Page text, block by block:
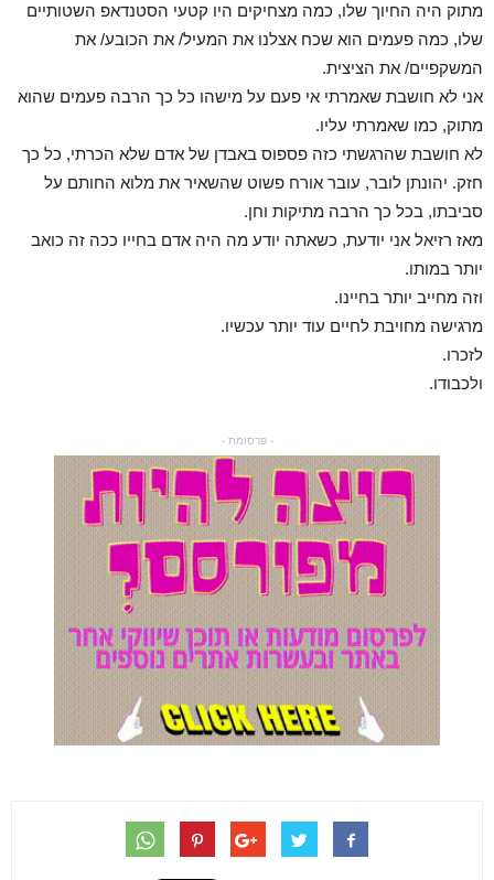
מתוק היה החיוך שלו, כמה מצחיקים היו קטעי הסטנדאפ השטותיים
שלו, כמה פעמים הוא שכח אצלנו את המעיל/ את הכובע/ את
המשקפיים/ את הציצית.
אני לא חושבת שאמרתי אי פעם על מישהו כל כך הרבה פעמים שהוא
מתוק, כמו שאמרתי עליו.
לא חושבת שהרגשתי כזה פספוס באבדן של אדם שלא הכרתי, כל כך
חזק. יהונתן לובר, עובר אורח פשוט שהשאיר את מלוא החותם על
סביבתו, בכל כך הרבה מתיקות וחן.
מאז רזיאל אני יודעת, כשאתה יודע מה היה אדם בחייו ככה זה כואב
יותר במותו.
וזה מחייב יותר בחיינו.
מרגישה מחויבת לחיים עוד יותר עכשיו.
לזכרו.
ולכבודו.
- פרסומת -